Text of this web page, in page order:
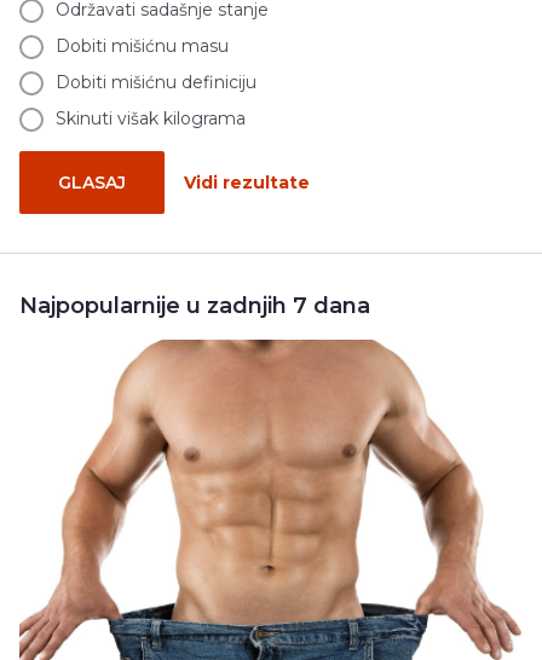
Održavati sadašnje stanje
Dobiti mišićnu masu
Dobiti mišićnu definiciju
Skinuti višak kilograma
GLASAJ Vidi rezultate
Najpopularnije u zadnjih 7 dana